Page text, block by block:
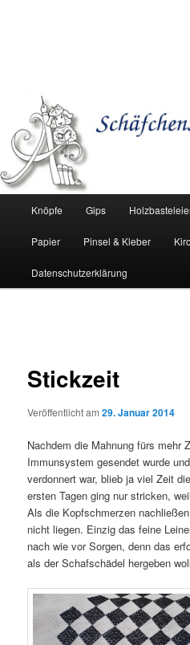
Zum
Inhalt
wechseln
Knöpfe Gips
Papier Pinsel & Kleber
Datenschutzerklärung
Stickzeit
Veröffentlicht am29. Januar 2014
Nachdem die Mahnung fürs mehr
Immunsystem gesendet wurde
verdonnert war, blieb ja viel Zeit
ersten Tagen ging nur stricken,
Als die Kopfschmerzen
nicht liegen. Einzig das feine
nach wie vor Sorgen, denn das
als der Schafschädel hergeben